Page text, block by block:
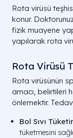
Rota virüsü
konur.
fizik muayene
yapılarak rota
Rota Virüsü
Rota virüsünün
amacı, belirtileri
önlemektir.
Bol Sıvı
tüketmesini